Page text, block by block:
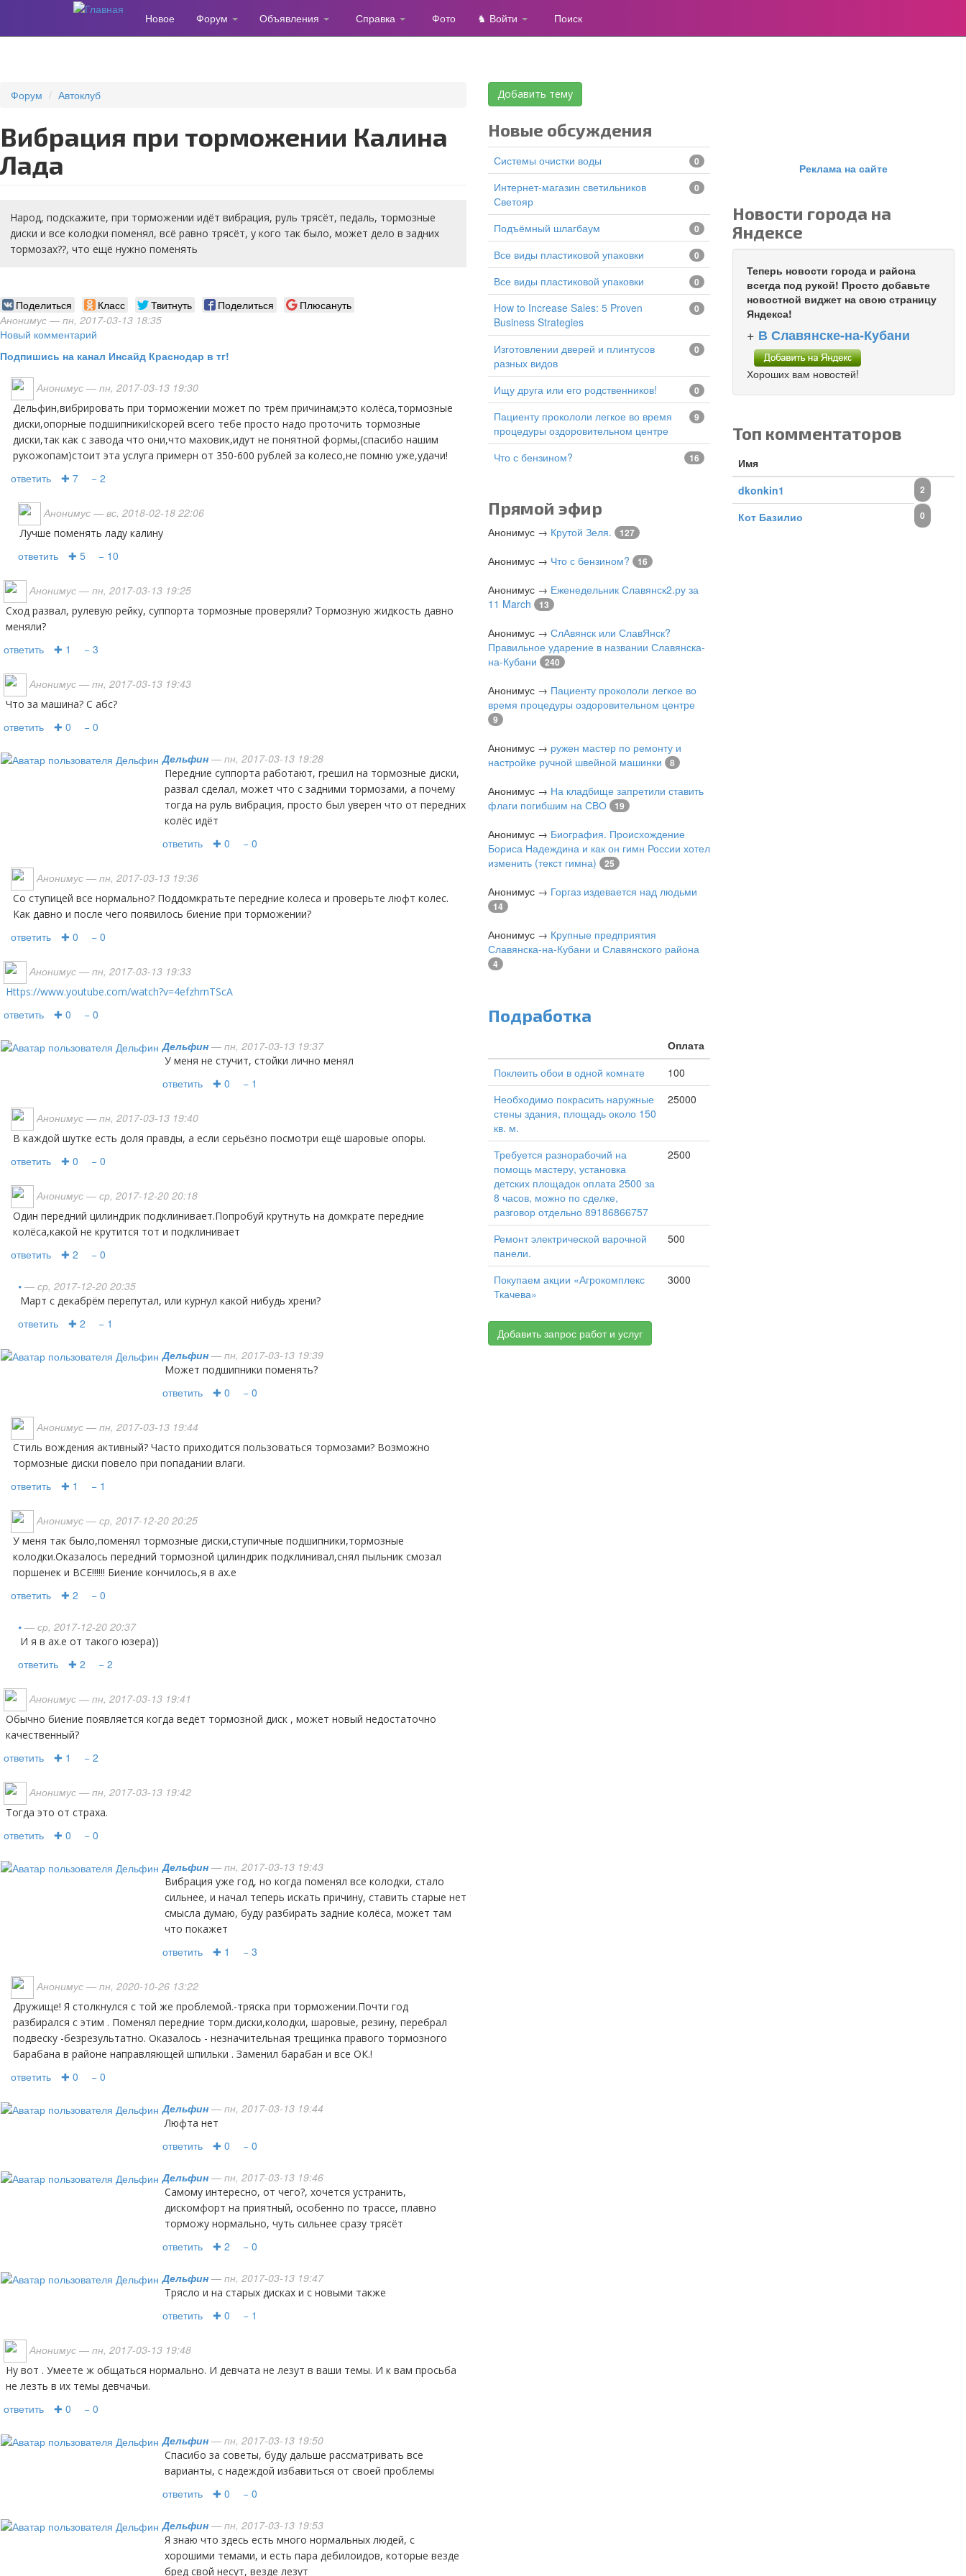
Новое Форум Объявления Справка Фото ♞ Войти Поиск
Форум Автоклуб
вибрация при торможении Калина
Лада
Народ, подскажите, при торможении идёт вибрация, руль трясёт, педаль, тормозные
диски и все колодки поменял, всё равно трясёт, у кого так было, может дело в задних
тормозах??, что ещё нужно поменять
Поделиться Класс Твитнуть Поделиться
Плюсануть
Анонимус — пн, 2017-03-13 18:35
Новый комментарий
Подпишись на канал Инсайд Краснодар в тг!
Анонимус — пн, 2017-03-13 19:30
Дельфин,вибрировать при торможении может по трём причинам;это колёса,тормозные
диски,опорные подшипники!скорей всего тебе просто надо проточить тормозные
диски,так как с завода что они,что маховик,идут не понятной формы,(спасибо нашим
рукожопам)стоит эта услуга примерн от 350-600 рублей за колесо,не помню уже,удачи!
ответить ✚ 7 − 2
Анонимус — вс, 2018-02-18 22:06
Лучше поменять ладу калину
ответить ✚ 5 − 10
Анонимус — пн, 2017-03-13 19:25
Сход развал, рулевую рейку, суппорта тормозные проверяли? Тормозную жидкость давно
меняли?
ответить ✚ 1 − 3
Анонимус — пн, 2017-03-13 19:43
Что за машина? С абс?
ответить ✚ 0 − 0
Дельфин — пн, 2017-03-13 19:28
передние суппорта работают, грешил на тормозные диски,
развал сделал, может что с задними тормозами, а почему
тогда на руль вибрация, просто был уверен что от передних
колёс идёт
ответить ✚ 0 − 0
Анонимус — пн, 2017-03-13 19:36
Со ступицей все нормально? Поддомкратьте передние колеса и проверьте люфт колес.
Как давно и после чего появилось биение при торможении?
ответить ✚ 0 − 0
Анонимус — пн, 2017-03-13 19:33
https://www.youtube.com/watch?v=4efzhrnTScA
ответить ✚ 0 − 0
Дельфин — пн, 2017-03-13 19:37
у меня не стучит, стойки лично менял
ответить ✚ 0 − 1
Анонимус — пн, 2017-03-13 19:40
В каждой шутке есть доля правды, а если серьёзно посмотри ещё шаровые опоры.
ответить ✚ 0 − 0
Анонимус — ср, 2017-12-20 20:18
Один передний цилиндрик подклинивает.Попробуй крутнуть на домкрате передние
колёса,какой не крутится тот и подклинивает
ответить ✚ 2 − 0
• — ср, 2017-12-20 20:35
Март с декабрём перепутал, или курнул какой нибудь хрени?
ответить ✚ 2 − 1
Дельфин — пн, 2017-03-13 19:39
может подшипники поменять?
ответить ✚ 0 − 0
Анонимус — пн, 2017-03-13 19:44
Стиль вождения активный? Часто приходится пользоваться тормозами? Возможно
тормозные диски повело при попадании влаги.
ответить ✚ 1 − 1
Анонимус — ср, 2017-12-20 20:25
У меня так было,поменял тормозные диски,ступичные подшипники,тормозные
колодки.Оказалось передний тормозной цилиндрик подклинивал,снял пыльник смозал
поршенек и ВСЕ!!!!!! Биение кончилось,я в ах.е
ответить ✚ 2 − 0
• — ср, 2017-12-20 20:37
И я в ах.е от такого юзера))
ответить ✚ 2 − 2
Анонимус — пн, 2017-03-13 19:41
обычно биение появляется когда ведёт тормозной диск , может новый недостаточно
качественный?
ответить ✚ 1 − 2
Анонимус — пн, 2017-03-13 19:42
Тогда это от страха.
ответить ✚ 0 − 0
Дельфин — пн, 2017-03-13 19:43
вибрация уже год, но когда поменял все колодки, стало
сильнее, и начал теперь искать причину, ставить старые нет
смысла думаю, буду разбирать задние колёса, может там
что покажет
ответить ✚ 1 − 3
Анонимус — пн, 2020-10-26 13:22
Дружище! Я столкнулся с той же проблемой.-тряска при торможении.Почти год
разбирался с этим . Поменял передние торм.диски,колодки, шаровые, резину, перебрал
подвеску -безрезультатно. Оказалось - незначительная трещинка правого тормозного
барабана в районе направляющей шпильки . Заменил барабан и все ОК.!
ответить ✚ 0 − 0
Дельфин — пн, 2017-03-13 19:44
люфта нет
ответить ✚ 0 − 0
Дельфин — пн, 2017-03-13 19:46
самому интересно, от чего?, хочется устранить,
дискомфорт на приятный, особенно по трассе, плавно
торможу нормально, чуть сильнее сразу трясёт
ответить ✚ 2 − 0
Дельфин — пн, 2017-03-13 19:47
трясло и на старых дисках и с новыми также
ответить ✚ 0 − 1
Анонимус — пн, 2017-03-13 19:48
Ну вот . Умеете ж общаться нормально. И девчата не лезут в ваши темы. И к вам просьба
не лезть в их темы девчачьи.
ответить ✚ 0 − 0
Дельфин — пн, 2017-03-13 19:50
спасибо за советы, буду дальше рассматривать все
варианты, с надеждой избавиться от своей проблемы
ответить ✚ 0 − 0
Дельфин — пн, 2017-03-13 19:53
я знаю что здесь есть много нормальных людей, с
хорошими темами, и есть пара дебилоидов, которые везде
бред свой несут, везде лезут
Добавить тему
Новые обсуждения
Системы очистки воды 0
Интернет-магазин светильников
Светояр
0
подъёмный шлагбаум 0
все виды пластиковой упаковки 0
все виды пластиковой упаковки 0
How to Increase Sales: 5 Proven
Business Strategies
0
изготовлении дверей и плинтусов
разных видов
0
Ищу друга или его родственников! 0
Пациенту прокололи легкое во время
процедуры оздоровительном центре
9
Что с бензином? 16
Прямой эфир
Анонимус → Крутой Зеля. 127
Анонимус → Что с бензином? 16
Анонимус → Еженедельник Славянск2.ру за
11 March
13
Анонимус → СлАвянск или СлавЯнск?
Правильное ударение в названии Славянска-
на-Кубани
240
Анонимус → Пациенту прокололи легкое во
время процедуры оздоровительном центре
9
Анонимус → ружен мастер по ремонту и
настройке ручной швейной машинки
8
Анонимус → На кладбище запретили ставить
флаги погибшим на СВО
19
Анонимус → Биография. Происхождение
Бориса Надеждина и как он гимн России хотел
изменить (текст гимна)
25
Анонимус → Горгаз издевается над людьми
14
Анонимус → Крупные предприятия
Славянска-на-Кубани и Славянского района
4
Подработка
Оплата
Поклеить обои в одной комнате
100
Необходимо покрасить наружные
стены здания, площадь около 150
кв. м.
25000
Требуется разнорабочий на
помощь мастеру, установка
детских площадок оплата 2500 за
8 часов, можно по сделке,
разговор отдельно 89186866757
2500
Ремонт электрической варочной
панели.
500
Покупаем акции «Агрокомплекс
Ткачева»
3000
Добавить запрос работ и услуг
Реклама на сайте
Новости города на
Яндексе
Теперь новости города и района
всегда под рукой! Просто добавьте
новостной виджет на свою страницу
Яндекса!
+ В Славянске-на-Кубани
Хороших вам новостей!
Топ комментаторов
Имя
dkonkin1
2
Кот Базилио 0